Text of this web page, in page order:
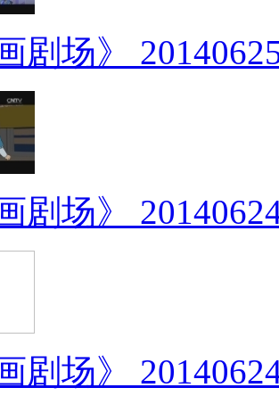
剧场》
剧场》
剧场》